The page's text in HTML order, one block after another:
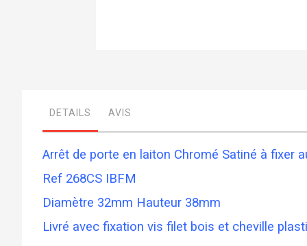
images
DETAILS
Arrêt de porte en laiton Chromé Satiné à fixer
Ref 268CS IBFM
Diamètre 32mm Hauteur 38mm
Livré avec fixation vis filet bois et cheville
AVIS